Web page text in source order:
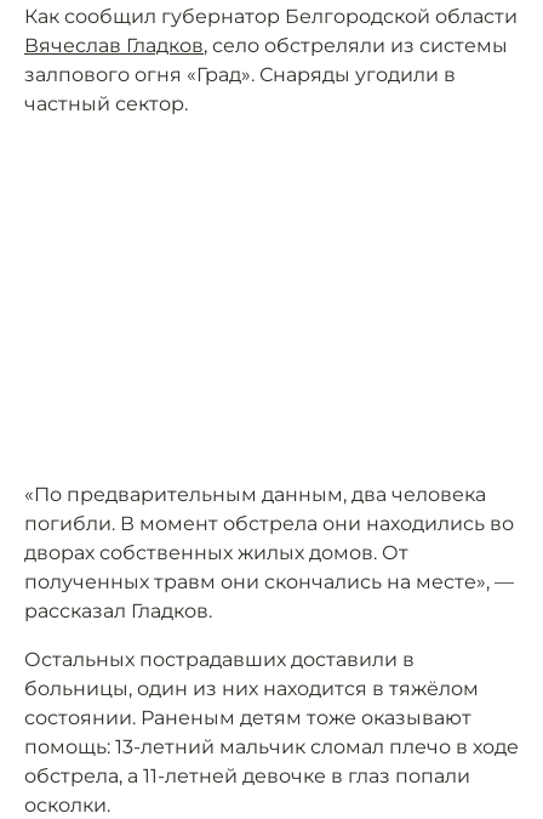
Как сообщил губернатор Белгородской области
Вячеслав Гладков, село обстреляли из системы
залпового огня «Град». Снаряды угодили в
частный сектор.
«По предварительным данным, два человека
погибли. В момент обстрела они находились во
дворах собственных жилых домов. От
полученных травм они скончались на месте», —
рассказал Гладков.
Остальных пострадавших доставили в
больницы, один из них находится в тяжёлом
состоянии. Раненым детям тоже оказывают
помощь: 13-летний мальчик сломал плечо в ходе
обстрела, а 11-летней девочке в глаз попали
осколки. ⠀